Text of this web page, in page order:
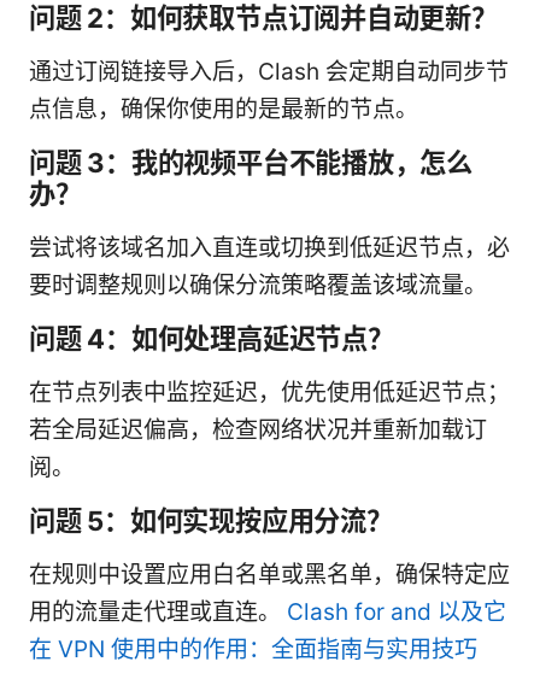
问题 2：如何获取节点订阅并自动更新？
通过订阅链接导入后，Clash 会定期自动同步节
点信息，确保你使用的是最新的节点。
问题 3：我的视频平台不能播放，怎么
办？
尝试将该域名加入直连或切换到低延迟节点，必
要时调整规则以确保分流策略覆盖该域流量。
问题 4：如何处理高延迟节点？
在节点列表中监控延迟，优先使用低延迟节点；
若全局延迟偏高，检查网络状况并重新加载订
阅。
问题 5：如何实现按应用分流？
在规则中设置应用白名单或黑名单，确保特定应
用的流量走代理或直连。 Clash for and 以及它
在 VPN 使用中的作用：全面指南与实用技巧